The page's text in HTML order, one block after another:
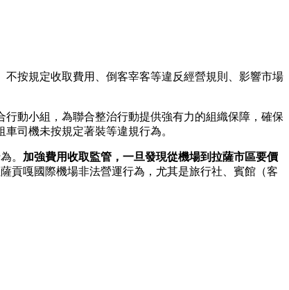
按規定收取費用、倒客宰客等違反經營規則、影響市場
動小組，為聯合整治行動提供強有力的組織保障，確保
司機未按規定著裝等違規行為。
。 加強費用收取監管，一旦發現從機場到拉薩市區要價
貢嘎國際機場非法營運行為，尤其是旅行社、賓館（客